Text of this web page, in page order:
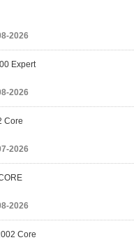
2026
Expert
2026
Core
2026
2026
Core